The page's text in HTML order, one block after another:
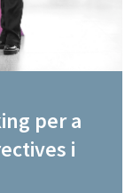
per a
i